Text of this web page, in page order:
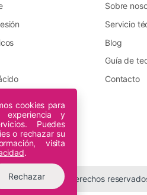
Sobre
Servicio
Blog
Guía de
Contacto
- Todos los derechos
cookies para
experiencia y
Puedes
o rechazar su
visita
.
Rechazar